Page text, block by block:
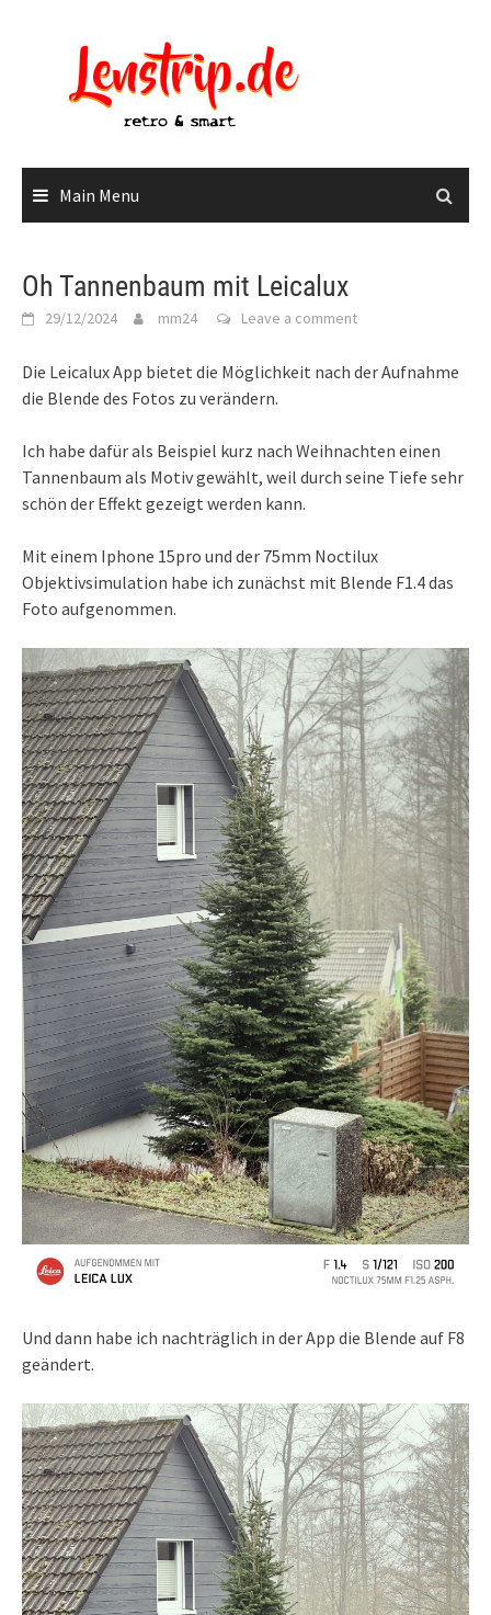
Main Menu
Oh Tannenbaum mit Leicalux
29/12/2024 mm24 Leave a comment
Die Leicalux App bietet die Möglichkeit nach der Aufnahme
die Blende des Fotos zu verändern.
Ich habe dafür als Beispiel kurz nach Weihnachten einen
Tannenbaum als Motiv gewählt, weil durch seine Tiefe sehr
schön der Effekt gezeigt werden kann.
Mit einem Iphone 15pro und der 75mm Noctilux
Objektivsimulation habe ich zunächst mit Blende F1.4 das
Foto aufgenommen.
Und dann habe ich nachträglich in der App die Blende auf F8
geändert.